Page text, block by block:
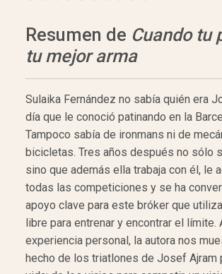
Resumen de Cuando tu
tu mejor arma
Sulaika Fernández no sabía quién era
día que le conoció patinando en la
Tampoco sabía de ironmans ni de
bicicletas. Tres años después no sólo
sino que además ella trabaja con él, le
todas las competiciones y se ha
apoyo clave para este bróker que
libre para entrenar y encontrar el límite.
experiencia personal, la autora nos
hecho de los triatlones de Josef Ajram